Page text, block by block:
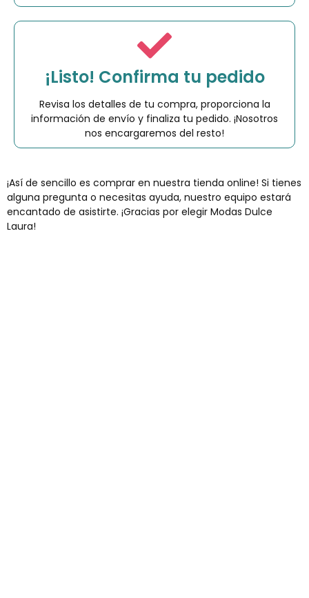
¡Listo! Confirma tu pedido
Revisa los detalles de tu compra, proporciona la
información de envío y finaliza tu pedido. ¡Nosotros
nos encargaremos del resto!
¡Así de sencillo es comprar en nuestra tienda online! Si tienes
alguna pregunta o necesitas ayuda, nuestro equipo estará
encantado de asistirte. ¡Gracias por elegir Modas Dulce
Laura!